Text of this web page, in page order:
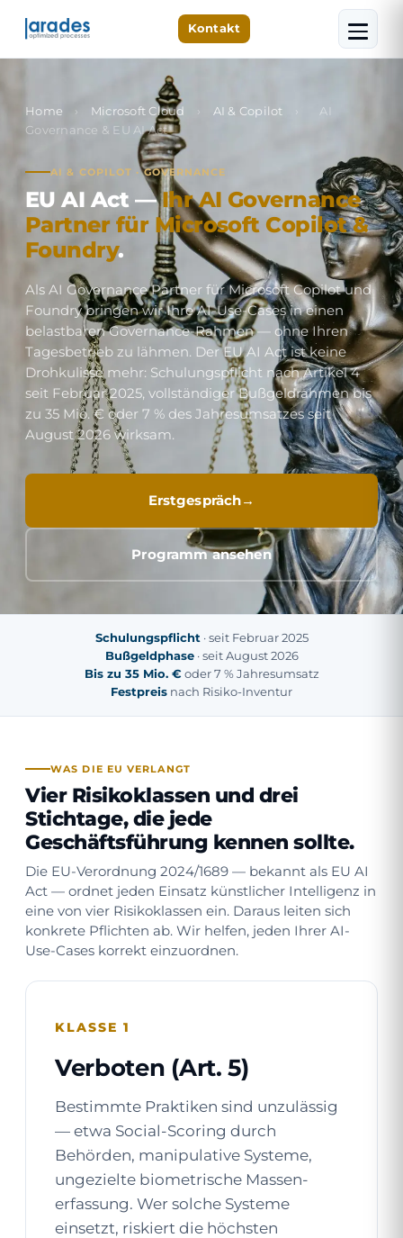
Kontakt
Home › Microsoft Cloud › AI & Copilot ›
AI
Governance & EU AI Act
AI & COPILOT · GOVERNANCE
EU AI Act —Ihr AI Governance
Partner für Microsoft Copilot &
Foundry.
Als AI Governance Partner für Microsoft Copilot und
Foundry bringen wir Ihre AI-Use-Cases in einen
belastbaren Governance-Rahmen — ohne Ihren
Tagesbetrieb zu lähmen. Der EU AI Act ist keine
Drohkulisse mehr: Schulungspflicht nach Artikel 4
seit Februar 2025, vollständiger Bußgeldrahmen bis
zu 35 Mio. € oder 7 % des Jahresumsatzes seit
August 2026 wirksam.
Erstgespräch
Programm ansehen
Schulungspflicht· seit Februar 2025
Bußgeldphase· seit August 2026
Bis zu 35 Mio. €oder 7 % Jahresumsatz
Festpreis nach Risiko-Inventur
WAS DIE EU VERLANGT
Vier Risikoklassen und drei
Stichtage, die jede
Geschäftsführung kennen sollte.
Die EU-Verordnung 2024/1689 — bekannt als EU AI
Act — ordnet jeden Einsatz künstlicher Intelligenz in
eine von vier Risikoklassen ein. Daraus leiten sich
konkrete Pflichten ab. Wir helfen, jeden Ihrer AI-
Use-Cases korrekt einzuordnen.
KLASSE 1
Verboten (Art. 5)
Bestimmte Praktiken sind unzulässig
— etwa Social-Scoring durch
Behörden, manipulative Systeme,
ungezielte biometrische Massen­
erfassung. Wer solche Systeme
einsetzt, riskiert die höchsten